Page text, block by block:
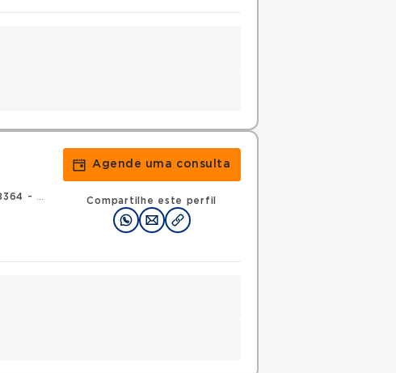
e hemoterapia
Agende uma consulta
Compartilhe este perfil